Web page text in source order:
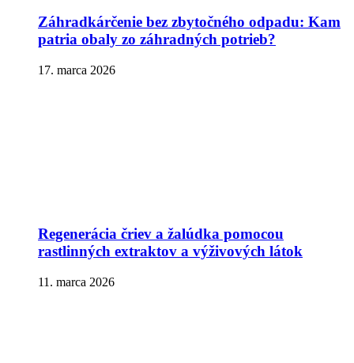
Záhradkárčenie bez zbytočného odpadu: Kam
patria obaly zo záhradných potrieb?
17. marca 2026
Regenerácia čriev a žalúdka pomocou
rastlinných extraktov a výživových látok
11. marca 2026